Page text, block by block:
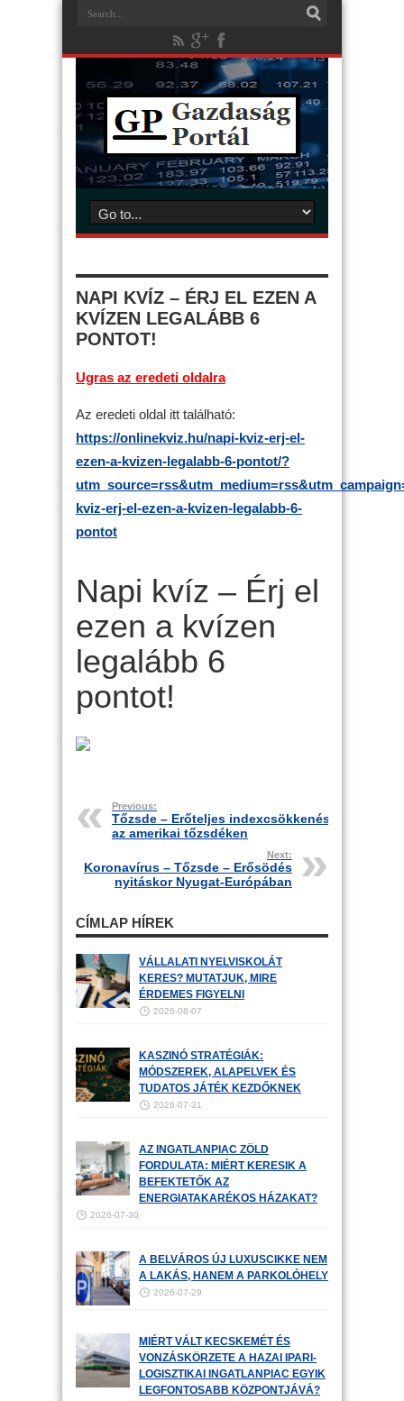
NAPI KVÍZ – ÉRJ EL EZEN A
KVÍZEN LEGALÁBB 6
PONTOT!
Ugras az eredeti oldalra
Az eredeti oldal itt található:
https://onlinekviz.hu/napi-kviz-erj-el-
ezen-a-kvizen-legalabb-6-pontot/?
kviz-erj-el-ezen-a-kvizen-legalabb-6-
pontot
Napi kvíz – Érj el
ezen a kvízen
legalább 6
pontot!
Previous:
Tőzsde – Erőteljes indexcsökkenés
az amerikai tőzsdéken
Next:
Koronavírus – Tőzsde – Erősödés
nyitáskor Nyugat-Európában
CÍMLAP HÍREK
VÁLLALATI NYELVISKOLÁT
KERES? MUTATJUK, MIRE
ÉRDEMES FIGYELNI
2026-08-07
KASZINÓ STRATÉGIÁK:
MÓDSZEREK, ALAPELVEK ÉS
TUDATOS JÁTÉK KEZDŐKNEK
2026-07-31
AZ INGATLANPIAC ZÖLD
FORDULATA: MIÉRT KERESIK A
BEFEKTETŐK AZ
ENERGIATAKARÉKOS HÁZAKAT?
2026-07-30
A BELVÁROS ÚJ LUXUSCIKKE NEM
A LAKÁS, HANEM A PARKOLÓHELY
2026-07-29
MIÉRT VÁLT KECSKEMÉT ÉS
VONZÁSKÖRZETE A HAZAI IPARI-
LOGISZTIKAI INGATLANPIAC EGYIK
LEGFONTOSABB KÖZPONTJÁVÁ?